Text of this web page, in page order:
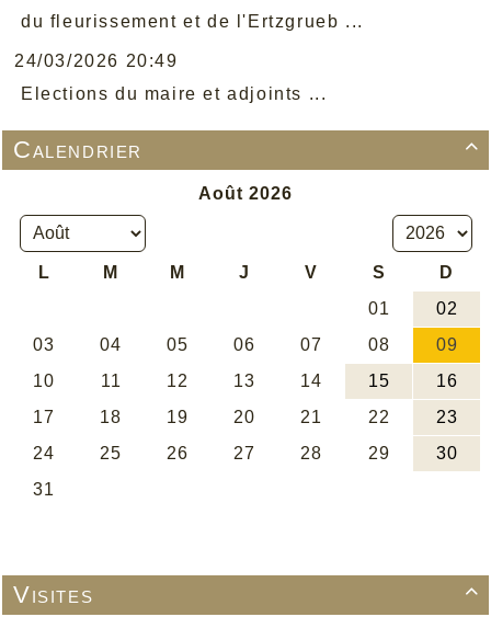
du fleurissement et de l'Ertzgrueb ...
24/03/2026 20:49
Elections du maire et adjoints ...

Calendrier

Visites